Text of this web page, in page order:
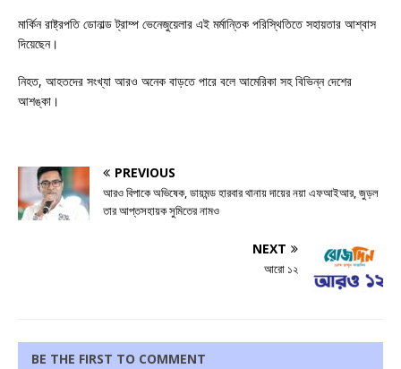
মার্কিন রাষ্ট্রপতি ডোনাল্ড ট্রাম্প ভেনেজুয়েলার এই মর্মান্তিক পরিস্থিতিতে সহায়তার আশ্বাস
দিয়েছেন।
নিহত, আহতদের সংখ্যা আরও অনেক বাড়তে পারে বলে আমেরিকা সহ বিভিন্ন দেশের
আশঙ্কা।
PREVIOUS
আরও বিপাকে অভিষেক, ডায়মন্ড হারবার থানায় দায়ের নয়া এফআইআর, জুড়ল
তার আপ্তসহায়ক সুমিতের নামও
NEXT
আরো ১২
BE THE FIRST TO COMMENT